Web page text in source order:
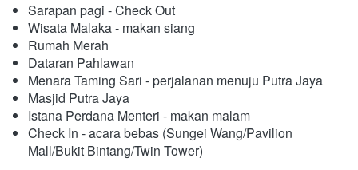
Sarapan pagi - Check Out
Wisata Malaka - makan siang
Rumah Merah
Dataran Pahlawan
Menara Taming Sari - perjalanan menuju Putra Jaya
Masjid Putra Jaya
Istana Perdana Menteri - makan malam
Check In - acara bebas (Sungei Wang/Pavilion
Mall/Bukit Bintang/Twin Tower)